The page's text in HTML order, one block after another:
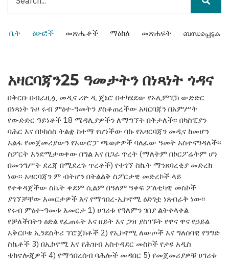
Main
navigation
ቤት ፅሁፎች መጽሔቶች ማዕከለ መጽሐፍት ബന്ധപ്പെടുക
አዛርባጃን25 ዓመታትን በነጻነት ጎዳና
በቅርቡ በብራዚሏ መዲና ሪዮ ዲ ጄኔሮ በተካሄደው የኦሊምፒክ ውድድር
በነጻነት ጉዞ ሩብ ምዕተ-ዓመትን ያስቆጠረችው አዛርባጃን በአምሥት
የውድድር ዓይነቶች 18 ሜዳሊያዎችን ለማግኘት በቅታለች፡፡ በካስፒያን
ባሕር እና በኮከሰስ ትልቋ ከተማ የሆነችው ባኩ የአዛርባጃን መዲና ከመሆን
አልፋ የመጀመሪያውን የአውሮፓ ጫወታዎች ባለፈው ዓመት አስተናግዳለች፡፡
ስፖርት እንደሚታወቀው በግል እና በጋራ ጥረት (ማለትም በኮርፖሬትም ሆነ
በመንግሥት ደረጃ በሚደረጉ ጥረቶች) የተገኘ ስኬት ማንጸባረቂያ መድረክ
ነው፡፡ አዛርባጃን ም ብትሆን በትልልቅ ስፖርታዊ መድረኮች ላይ
የተቀዳጀችው ስኬት ቀደም ሲልም በዓለም ዓቀፍ ፖለቲካዊ መስኮች
ያገኘቻቸው እመርታዎች እና የማኅበረ-ኢኮኖሚ ዕድገቷ ነጸብራቅ ነው፡፡
የሩብ ምዕተ-ዓመቱ እመርታ 1) ሀገሪቱ የዓለምን ገበያ ልትቀላቀል
የቻለችበትን ዕድል የፈጠሩት እና ዘይት እና ጋዝ ያስገኙት የዋና ዋና የኃይል
አቅርቦቱ ኢንደስትሪ ፕሮጀክቶች 2) የኢኮኖሚ ለውጦች እና ግለሰባዊ የንግድ
ስኬቶች 3) በኢኮኖሚ እና የሕዝብ አስተዳደር መስኮች የታዩ አዲስ
ቴክኖሎጂዎች 4) የማኅበረሰብ ባሕሎች መዳበር 5) የመጀመሪያዎቹ ሀገሪቱ